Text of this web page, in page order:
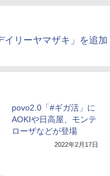
イリーヤマザキ」を追加
povo2.0「#ギガ活」に
AOKIや日高屋、モンテ
ローザなどが登場
2022年2月17日